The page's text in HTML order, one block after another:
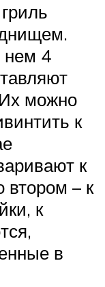
нем 4
можно
к
к
втором – к
к
в